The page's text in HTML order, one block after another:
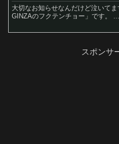
大切なお知らせなんだけど泣いて
GINZAのフクテンチョー」です。 ...
スポンサ